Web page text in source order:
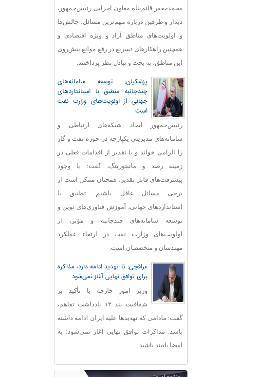
محمدجعفر قائم‌پناه معاون اجرایی رئیس‌جمهور،
دیدار و طرفین درباره مهم‌ترین مسائل، چالش‌ها
و اولویت‌های مناطق آزاد و ویژه اقتصادی و
همچنین راهکارهای تسریع در رفع موانع پیش‌روی
این مناطق، به بحث و تبادل نظر پرداختند.
پزشکیان: توسعه سامانه‌های
چندجانبه منطبق با استانداردهای
جهانی از اولویت‌های وزارت نفت
است
رئیس‌جمهور ایجاد شبکه‌های ارتباطی و
سامانه‌های مدیریتی یکپارچه در حوزه نفت و گاز
را الزامی خواند و با تقدیر از اقدامات فعلی در
زمینه رصد و مانیتورینگ، گفت: با وجود
پیشرفت‌های قابل‌ تقدیر، همچنان ممکن است از
برخی مسائل غافل باشیم. تطبیق با
استانداردهای جهانی، آموزش فناوری‌های نوین و
توسعه سامانه‌های چندجانبه و مؤثر، از
اولویت‌های وزارت نفت در ارتقاء عملکرد
مهندسان و متخصصان است.
عراقچی: تا تهدید ادامه دارد، مذاکره
برای توافق نهایی آغاز نمی‌شود
وزیر امور خارجه با تأکید بر
شفافیت بند ۱۳ یادداشت تفاهم،
گفت: مادامی که تهدیدها علیه ایران ادامه داشته
باشد، مذاکرات توافق نهایی آغاز نمی‌شود؛ به
امضا پایبند باشید.